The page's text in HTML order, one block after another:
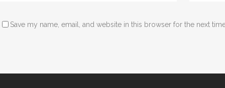
Save my name, email, and website in this browser for the next